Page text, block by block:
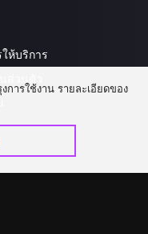
ห้บริการ
ส่วนตัว
การใช้งาน รายละเอียดของ